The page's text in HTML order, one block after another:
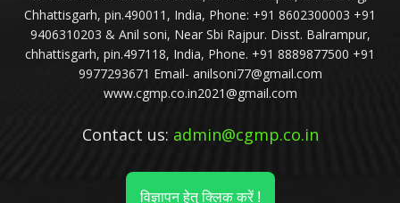
Chhattisgarh, pin.490011, India, Phone: +91 8602300003 +91
9406310203 & Anil soni, Near Sbi Rajpur. Disst. Balrampur,
chhattisgarh, pin.497118, India, Phone. +91 8889877500 +91
9977293671 Email- anilsoni77@gmail.com
www.cgmp.co.in2021@gmail.com
Contact us: admin@cgmp.co.in
विज्ञापन हेतु क्लिक करें !